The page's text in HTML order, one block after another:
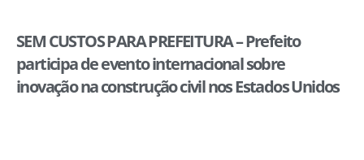
SEM CUSTOS PARA PREFEITURA – Prefeito
participa de evento internacional sobre
inovação na construção civil nos Estados Unidos